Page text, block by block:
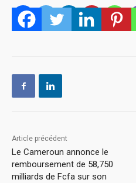
Article précédent
Le Cameroun annonce le
remboursement de 58,750
milliards de Fcfa sur son